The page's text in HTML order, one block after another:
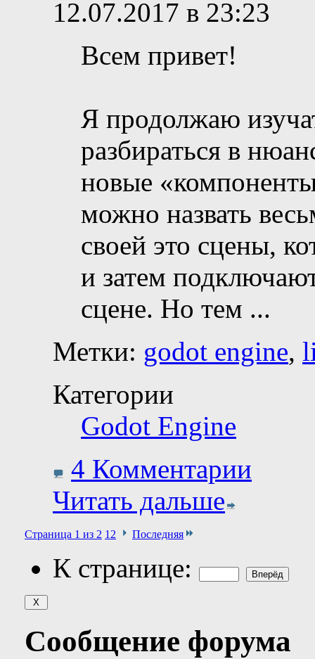
12.07.2017 в 23:23
Всем привет!
Я продолжаю
разбираться в
новые
можно назвать
своей это сцены,
и затем
сцене. Но тем ...
Метки: godot engine,
Категории
Godot Engine
4 Комментарии
Читать дальше
Страница 1 из 2 1 2 Последняя
К странице:
Сообщение форума